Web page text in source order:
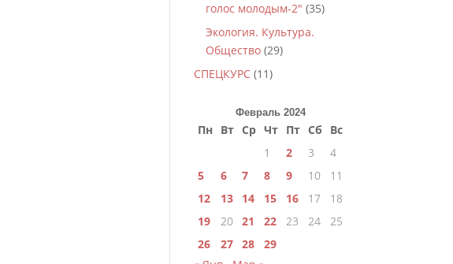
голос молодым-2" (35)
Экология. Культура.
Общество (29)
СПЕЦКУРС (11)
Февраль 2024
Пн Вт Ср Чт Пт Сб
Вс
1
2 3
4
5
6 7 8 9 10
11
12
13 14 15 16 17
18
19
20 21 22 23 24
25
26
27 28
29